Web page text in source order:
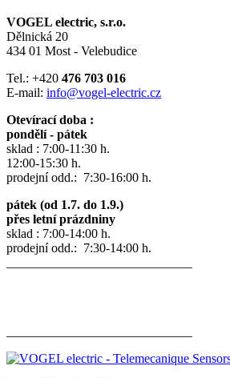
VOGEL electric, s.r.o.
Dělnická 20
434 01 Most - Velebudice
Tel.: +420 476 703 016
E-mail: info@vogel-electric.cz
Otevírací doba :
pondělí - pátek
sklad : 7:00-11:30 h.
12:00-15:30 h.
prodejní odd.: 7:30-16:00 h.
pátek (od 1.7. do 1.9.)
přes letní prázdniny
sklad : 7:00-14:00 h.
prodejní odd.: 7:30-14:00 h.